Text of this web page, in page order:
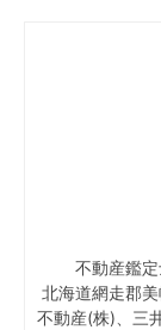
不動産鑑
北海道網走郡
不動産(株)、三